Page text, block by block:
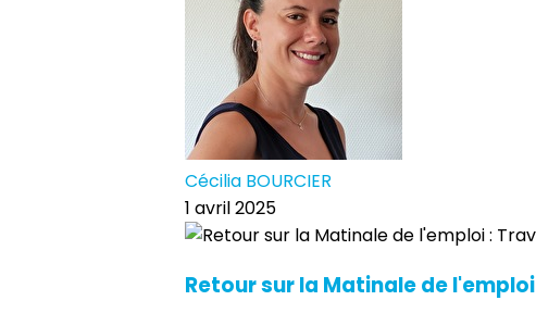
Cécilia BOURCIER
1 avril 2025
Retour sur la Matinale de